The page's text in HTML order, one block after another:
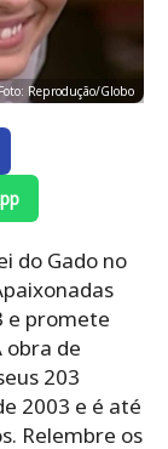
Reprodução/Globo
do Gado no
e promete
obra de
203
2003 e é até
Relembre os